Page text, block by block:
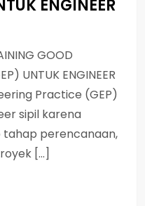
ENGINEER
GOOD
UNTUK ENGINEER
Practice (GEP)
sipil karena
perencanaan,
[…]